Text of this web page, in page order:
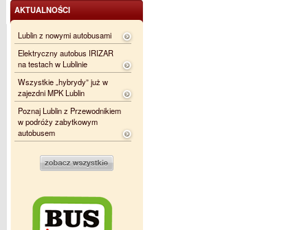
AKTUALNOŚCI
Lublin z nowymi autobusami
Elektryczny autobus IRIZAR
na testach w Lublinie
Wszystkie „hybrydy” już w
zajezdni MPK Lublin
Poznaj Lublin z Przewodnikiem
w podróży zabytkowym
autobusem